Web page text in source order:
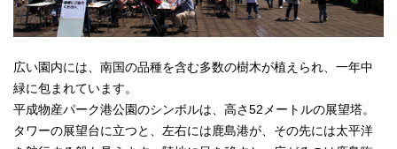
広い園内には、南国の品種を含む多数の樹木が植えられ、一年中
緑に包まれています。
平成物産パーク港公園のシンボルは、高さ52メートルの展望塔。
タワーの展望台に立つと、左右には鹿島港が、その先には太平洋